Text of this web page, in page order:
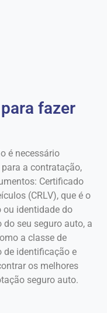
fazer
é necessário
a contratação,
Certificado
(CRLV), que é o
identidade do
do seu seguro auto, a
a classe de
de identificação e
os melhores
seguro auto.